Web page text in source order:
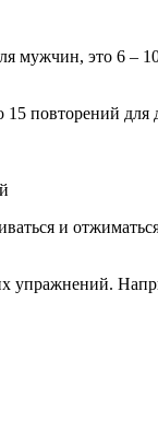
мужчин, это 6 –
повторений
и
упражнений.